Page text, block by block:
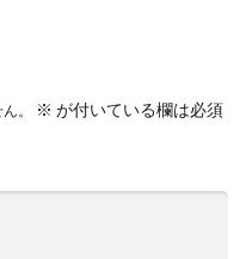
。 ※ が付いている欄は必須